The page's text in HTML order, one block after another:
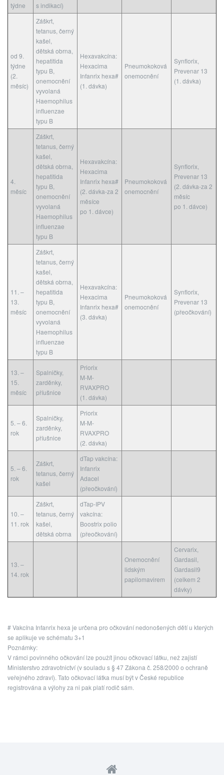
týdne
s indikací)
od 9.
týdne
(2.
měsíc)
Záškrt,
tetanus, černý
kašel,
dětská obrna,
hepatitida
typu B,
onemocnění
vyvolaná
Haemophilus
influenzae
typu B
Hexavakcína:
Hexacima
Infanrix hexa#
(1. dávka)
Pneumokoková
onemocnění
Synflorix,
Prevenar 13
(1. dávka)
4.
měsíc
Záškrt,
tetanus, černý
kašel,
dětská obrna,
hepatitida
typu B,
onemocnění
vyvolaná
Haemophilus
influenzae
typu B
Hexavakcína:
Hexacima
Infanrix hexa#
(2. dávka-za 2
měsíce
po 1. dávce)
Pneumokoková
onemocnění
Synflorix,
Prevenar 13
(2. dávka-za 2
měsíc
po 1. dávce)
11. –
13.
měsíc
Záškrt,
tetanus, černý
kašel,
dětská obrna,
hepatitida
typu B,
onemocnění
vyvolaná
Haemophilus
influenzae
typu B
Hexavakcína:
Hexacima
Infanrix hexa#
(3. dávka)
Pneumokoková
onemocnění
Synflorix,
Prevenar 13
(přeočkování)
13. –
15.
měsíc
Spalničky,
zarděnky,
příušnice
Priorix
M-M-
RVAXPRO
(1. dávka)
5. – 6.
rok
Spalničky,
zarděnky,
příušnice
Priorix
M-M-
RVAXPRO
(2. dávka)
5. – 6.
rok
Záškrt,
tetanus, černý
kašel
dTap vakcína:
Infanrix
Adacel
(přeočkování)
10. –
11. rok
Záškrt,
tetanus, černý
kašel,
dětská obrna
dTap-IPV
vakcína:
Boostrix polio
(přeočkování)
13. –
14. rok
Onemocnění
lidským
papilomavirem
Cervarix,
Gardasil,
Gardasil9
(celkem 2
dávky)
# Vakcína Infanrix hexa je určena pro očkování nedonošených dětí u kterých
se aplikuje ve schématu 3+1
Poznámky:
V rámci povinného očkování lze použít jinou očkovací látku, než zajistí
Ministerstvo zdravotnictví (v souladu s § 47 Zákona č. 258/2000 o ochraně
veřejného zdraví). Tato očkovací látka musí být v České republice
registrována a výlohy za ni pak platí rodič sám.